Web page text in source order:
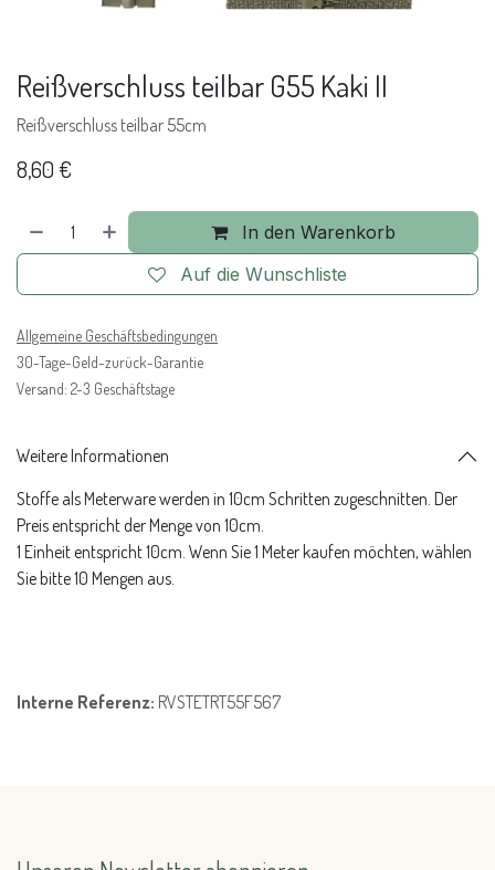
Reißverschluss teilbar G55 Kaki II
Reißverschluss teilbar 55cm
8,60 €
In den Warenkorb
Auf die Wunschliste
Allgemeine Geschäftsbedingungen
30-Tage-Geld-zurück-Garantie
Versand: 2-3 Geschäftstage
Weitere Informationen
Stoffe als Meterware werden in 10cm Schritten zugeschnitten. Der
Preis entspricht der Menge von 10cm.
1 Einheit entspricht 10cm. Wenn Sie 1 Meter kaufen möchten, wählen
Sie bitte 10 Mengen aus.
Interne Referenz: RVSTETRT55F567